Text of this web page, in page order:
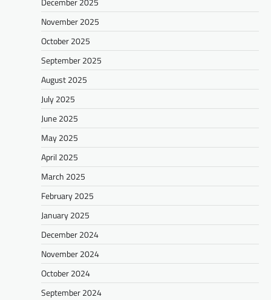
November 2025
October 2025
September 2025
August 2025
July 2025
June 2025
May 2025
April 2025
March 2025
February 2025
January 2025
December 2024
November 2024
October 2024
September 2024